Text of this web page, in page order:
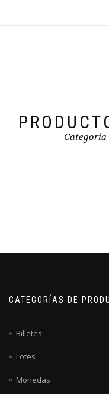
Categoría
CATEGORÍAS DE
Billetes
Lotes
Monedas